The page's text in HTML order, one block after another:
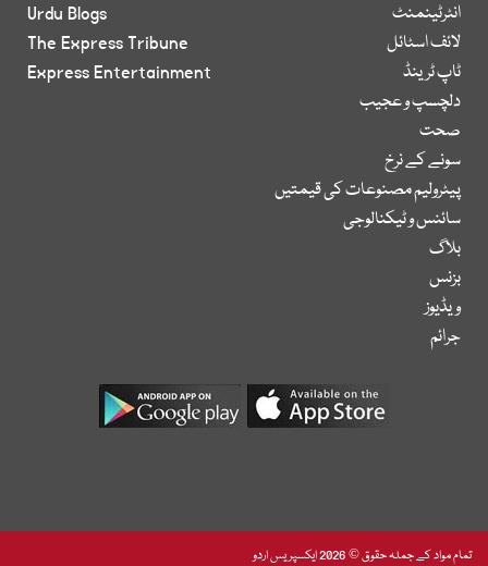
انٹرٹینمنٹ
لائف اسٹائل
ٹاپ ٹرینڈ
دلچسپ و عجیب
صحت
سونے کے نرخ
پیٹرولیم مصنوعات کی قیمتیں
سائنس و ٹیکنالوجی
بلاگ
بزنس
ویڈیوز
جرائم
Urdu Blogs
The Express Tribune
Express Entertainment
تمام مواد کے جملہ حقوق © 2026 ایکسپریس اردو